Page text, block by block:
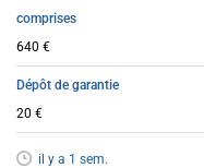
comprises
640 €
Dépôt de garantie
20 €
il y a 1 sem.